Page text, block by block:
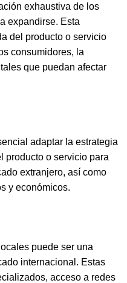
exhaustiva de los
expandirse. Esta
del producto o servicio
consumidores, la
que puedan afectar
adaptar la estrategia
producto o servicio para
extranjero, así como
y económicos.
puede ser una
internacional. Estas
acceso a redes